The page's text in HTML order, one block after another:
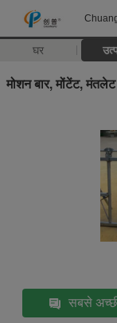
घर
मोशन बार, मोंटेंट,
सबसे